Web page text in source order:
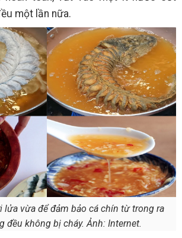
một lần nữa.
lửa vừa để đảm bảo cá chín từ trong ra
đều không bị cháy. Ảnh: Internet.